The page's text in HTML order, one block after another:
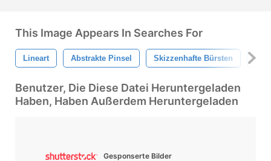
This Image Appears In Searches For
Lineart Abstrakte Pinsel Skizzenhafte Bürsten
Benutzer, Die Diese Datei Heruntergeladen
Haben, Haben Außerdem Heruntergeladen
Gesponserte Bilder